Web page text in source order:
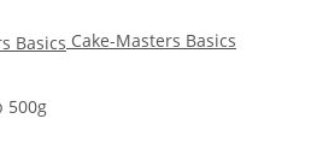
Cake-Masters Basics
500g